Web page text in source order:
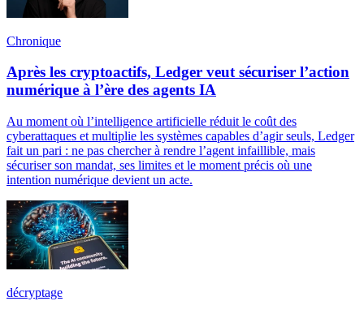
Chronique
Après les cryptoactifs, Ledger veut sécuriser l’action
numérique à l’ère des agents IA
Au moment où l’intelligence artificielle réduit le coût des
cyberattaques et multiplie les systèmes capables d’agir seuls, Ledger
fait un pari : ne pas chercher à rendre l’agent infaillible, mais
sécuriser son mandat, ses limites et le moment précis où une
intention numérique devient un acte.
décryptage